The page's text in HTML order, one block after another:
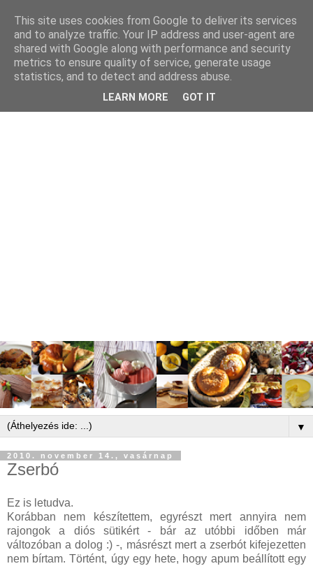
▼
2010. november 14., vasárnap
Zserbó
Ez is letudva.
Korábban nem készítettem, egyrészt mert annyira nem
rajongok a diós sütikért - bár az utóbbi időben már
változóban a dolog :) -, másrészt mert a zserbót kifejezetten
nem bírtam. Történt, úgy egy hete, hogy apum beállított egy
This site uses cookies from Google to deliver its services
and to analyze traffic. Your IP address and user-agent are
shared with Google along with performance and security
metrics to ensure quality of service, generate usage
statistics, and to detect and address abuse.
LEARN MORE GOT IT